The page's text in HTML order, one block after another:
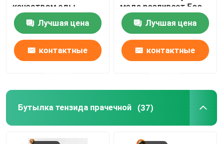
Ролики
VR - шоу
качеством еды
сальто крышки
верхнимЛучшая цена
контактные
меда разливает Eco
по бутылкам
дружелюбное
Лучшая цена
контактные
Бутылка тензида прачечной (37)